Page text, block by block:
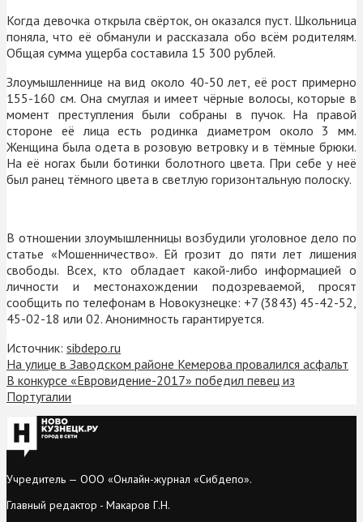
Когда девочка открыла свёрток, он оказался пуст. Школьница
поняла, что её обманули и рассказала обо всём родителям.
Общая сумма ущерба составила 15 300 рублей.
Злоумышленнице на вид около 40-50 лет, её рост примерно
155-160 см. Она смуглая и имеет чёрные волосы, которые в
момент преступления были собраны в пучок. На правой
стороне её лица есть родинка диаметром около 3 мм.
Женщина была одета в розовую ветровку и в тёмные брюки.
На её ногах были ботинки болотного цвета. При себе у неё
был ранец тёмного цвета в светлую горизонтальную полоску.
В отношении злоумышленницы возбудили уголовное дело по
статье «Мошенничество». Ей грозит до пяти лет лишения
свободы. Всех, кто обладает какой-либо информацией о
личности и местонахождении подозреваемой,
просят
сообщить по телефонам в Новокузнецке: +7 (3843) 45-42-52,
45-02-18 или 02. Анонимность гарантируется.
Источник: sibdepo.ru
На улице в Заводском районе Кемерова провалился асфальт
В конкурсе «Евровидение-2017» победил певец из
Португалии
Учредитель — ООО «Онлайн-журнал «Сибдепо».
Главный редактор - Макаров Г.Н.